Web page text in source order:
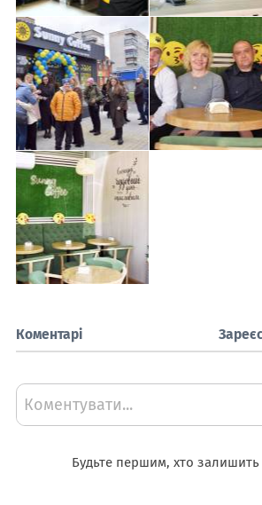
Коментарі
Коментувати...
Будьте першим, хто